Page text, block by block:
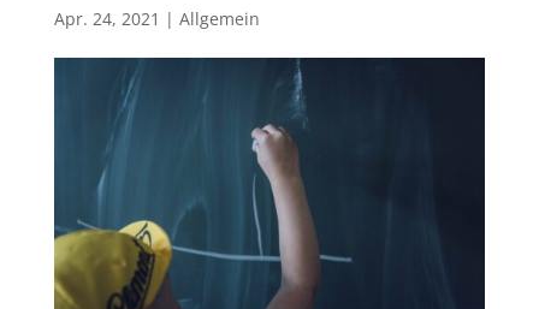
Apr. 24, 2021 | Allgemein